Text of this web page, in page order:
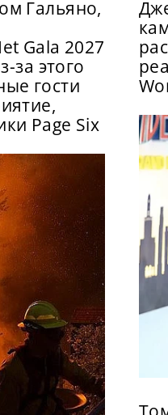
Гальяно,
Gala 2027
за этого
гости
Page Six